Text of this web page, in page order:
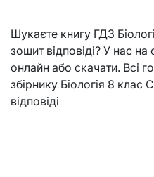
Шукаєте книгу ГДЗ
зошит відповіді? У нас
онлайн або скачати. Всі
збірнику Біологія 8
відповіді